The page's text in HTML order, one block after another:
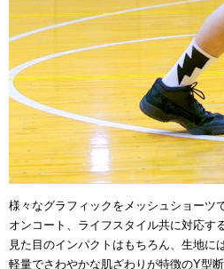
様々なグラフィックをメッシュショーツ
オンコート、ライフスタイル共に対応す
見た目のインパクトはもちろん、生地に
軽量でさわやかな肌ざわりが特徴のY型